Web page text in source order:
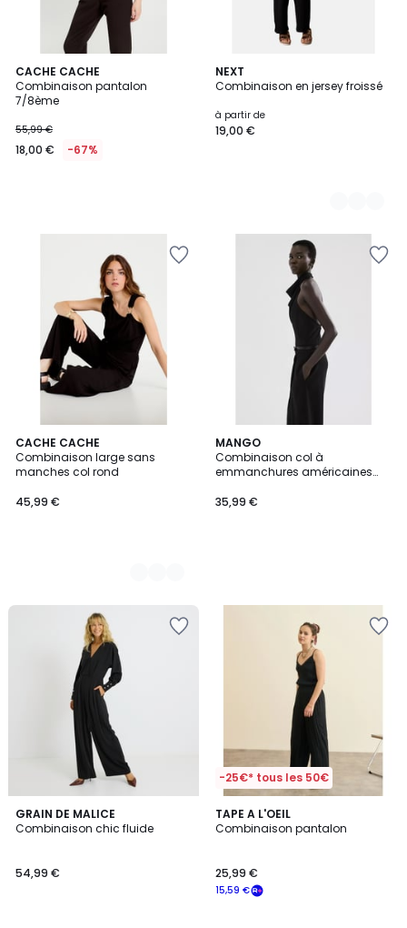
CACHE CACHE
Combinaison pantalon
7/8ème
55,99 €
18,00 € -67%
NEXT
Combinaison en jersey froissé
à partir de
19,00 €
2
Couleurs
CACHE CACHE
Combinaison large sans
manches col rond
45,99 €
2
Couleurs
MANGO
Combinaison col à
emmanchures américaines
35,99 €
GRAIN DE MALICE
Combinaison chic fluide
54,99 €
-25€* tous les 50€
TAPE A L'OEIL
Combinaison pantalon
15,59 €
25,99 €